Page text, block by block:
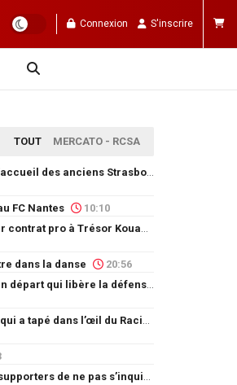
Connexion S'inscrire
TOUT MERCATO - RCSA
FC Nantes
10:10
dans la danse
20:56